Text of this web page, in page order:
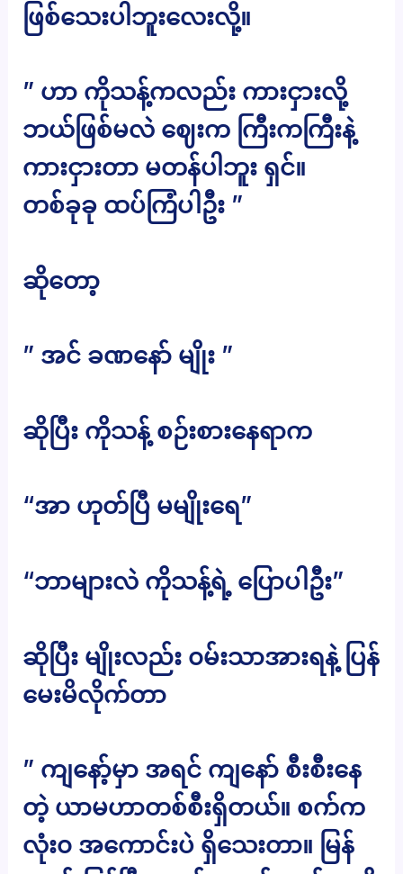
ဖြစ်သေးပါဘူးလေးလို့။
” ဟာ ကိုသန့်ကလည်း ကားငှားလို့
ဘယ်ဖြစ်မလဲ ဈေးက ကြီးကကြီးနဲ့
ကားငှားတာ မတန်ပါဘူး ရှင်။
တစ်ခုခု ထပ်ကြံပါဦး ”
ဆိုတော့
” အင် ခဏနော် မျိုး ”
ဆိုပြီး ကိုသန့် စဉ်းစားနေရာက
“အာ ဟုတ်ပြီ မမျိုးရေ”
“ဘာများလဲ ကိုသန့်ရဲ့ ပြောပါဦး”
ဆိုပြီး မျိုးလည်း ၀မ်းသာအားရနဲ့ ပြန်
မေးမိလိုက်တာ
” ကျနော့်မှာ အရင် ကျနော် စီးစီးနေ
တဲ့ ယာမဟာတစ်စီးရှိတယ်။ စက်က
လုံး၀ အကောင်းပဲ ရှိသေးတာ။ မြန်